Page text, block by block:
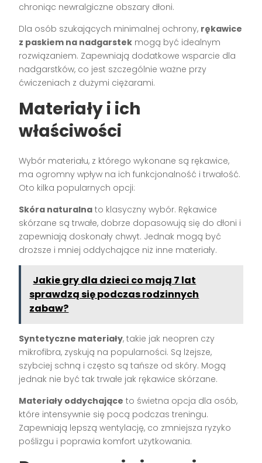
chroniąc newralgiczne obszary dłoni.
Dla osób szukających minimalnej ochrony, rękawice
z paskiem na nadgarstek mogą być idealnym
rozwiązaniem. Zapewniają dodatkowe wsparcie dla
nadgarstków, co jest szczególnie ważne przy
ćwiczeniach z dużymi ciężarami.
Materiały i ich
właściwości
Wybór materiału, z którego wykonane są rękawice,
ma ogromny wpływ na ich funkcjonalność i trwałość.
Oto kilka popularnych opcji:
Skóra naturalna to klasyczny wybór. Rękawice
skórzane są trwałe, dobrze dopasowują się do dłoni i
zapewniają doskonały chwyt. Jednak mogą być
droższe i mniej oddychające niż inne materiały.
Jakie gry dla dzieci co mają 7 lat
sprawdzą się podczas rodzinnych
zabaw?
Syntetyczne materiały, takie jak neopren czy
mikrofibra, zyskują na popularności. Są lżejsze,
szybciej schną i często są tańsze od skóry. Mogą
jednak nie być tak trwałe jak rękawice skórzane.
Materiały oddychające to świetna opcja dla osób,
które intensywnie się pocą podczas treningu.
Zapewniają lepszą wentylację, co zmniejsza ryzyko
poślizgu i poprawia komfort użytkowania.